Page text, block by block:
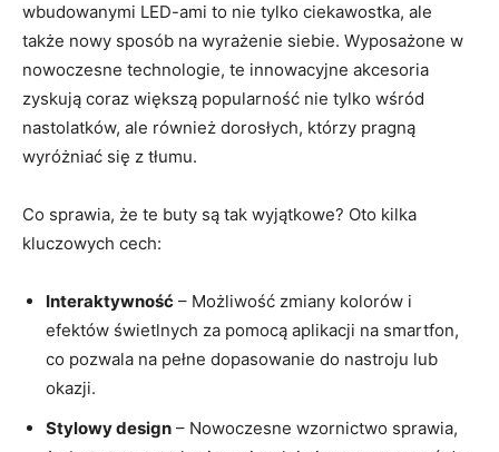
wbudowanymi LED-ami to nie tylko ciekawostka, ale
także nowy sposób na wyrażenie siebie. Wyposażone w
nowoczesne technologie, te innowacyjne akcesoria
zyskują coraz większą popularność nie tylko wśród
nastolatków, ale również dorosłych, którzy pragną
wyróżniać się z tłumu.
Co sprawia, że te buty są tak wyjątkowe? Oto kilka
kluczowych cech:
Interaktywność – Możliwość zmiany kolorów i
efektów świetlnych za pomocą aplikacji na smartfon,
co pozwala na pełne dopasowanie do nastroju lub
okazji.
Stylowy design – Nowoczesne wzornictwo sprawia,